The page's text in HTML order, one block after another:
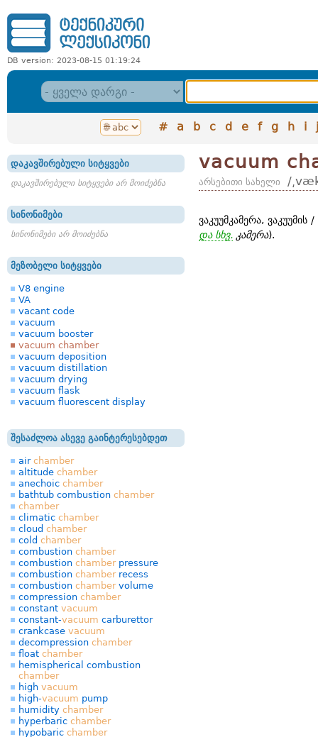
DB version: 2023-08-15 01:19:24
# a b c d e f g h i j
დაკავშირებული სიტყვები
დაკავშირებული სიტყვები არ მოიძებნა
სინონიმები
სინონიმები არ მოიძებნა
მეზობელი სიტყვები
V8 engine
VA
vacant code
vacuum
vacuum booster
vacuum chamber
vacuum deposition
vacuum distillation
vacuum drying
vacuum flask
vacuum fluorescent display
შესაძლოა ასევე გაინტერესებდეთ
air chamber
altitude chamber
anechoic chamber
bathtub combustion chamber
chamber
climatic chamber
cloud chamber
cold chamber
combustion chamber
combustion chamberpressure
combustion chamberrecess
combustion chambervolume
compression chamber
constant vacuum
constant-vacuum carburettor
crankcase vacuum
decompression chamber
float chamber
hemispherical combustion
chamber
high vacuum
high-vacuum pump
humidity chamber
hyperbaric chamber
hypobaric chamber
vacuum
არსებითი სახელი /
ვაკუუმკამერა, ვაკუუმის
და სხვ. კამერა).